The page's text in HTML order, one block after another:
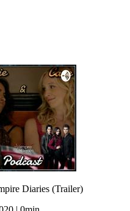
Diaries (Trailer)